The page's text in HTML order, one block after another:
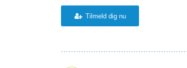
Tilmeld dig nu